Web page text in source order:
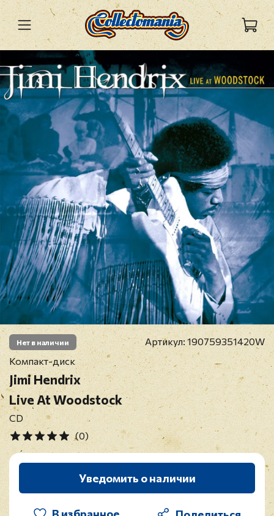
Нет в наличии Артикул: 190759351420W
Компакт-диск
Jimi Hendrix
Live At Woodstock
CD
(0)
Уведомить о наличии